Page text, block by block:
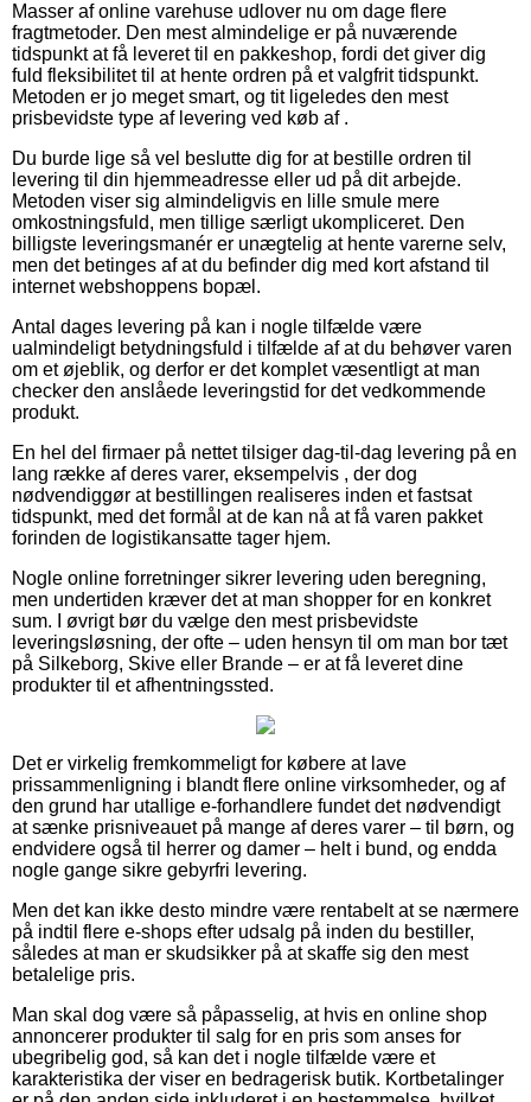
Masser af online varehuse udlover nu om dage flere
fragtmetoder. Den mest almindelige er på nuværende
tidspunkt at få leveret til en pakkeshop, fordi det giver dig
fuld fleksibilitet til at hente ordren på et valgfrit tidspunkt.
Metoden er jo meget smart, og tit ligeledes den mest
prisbevidste type af levering ved køb af .
Du burde lige så vel beslutte dig for at bestille ordren til
levering til din hjemmeadresse eller ud på dit arbejde.
Metoden viser sig almindeligvis en lille smule mere
omkostningsfuld, men tillige særligt ukompliceret. Den
billigste leveringsmanér er unægtelig at hente varerne selv,
men det betinges af at du befinder dig med kort afstand til
internet webshoppens bopæl.
Antal dages levering på kan i nogle tilfælde være
ualmindeligt betydningsfuld i tilfælde af at du behøver varen
om et øjeblik, og derfor er det komplet væsentligt at man
checker den anslåede leveringstid for det vedkommende
produkt.
En hel del firmaer på nettet tilsiger dag-til-dag levering på en
lang række af deres varer, eksempelvis , der dog
nødvendiggør at bestillingen realiseres inden et fastsat
tidspunkt, med det formål at de kan nå at få varen pakket
forinden de logistikansatte tager hjem.
Nogle online forretninger sikrer levering uden beregning,
men undertiden kræver det at man shopper for en konkret
sum. I øvrigt bør du vælge den mest prisbevidste
leveringsløsning, der ofte – uden hensyn til om man bor tæt
på Silkeborg, Skive eller Brande – er at få leveret dine
produkter til et afhentningssted.
Det er virkelig fremkommeligt for købere at lave
prissammenligning i blandt flere online virksomheder, og af
den grund har utallige e-forhandlere fundet det nødvendigt
at sænke prisniveauet på mange af deres varer – til børn, og
endvidere også til herrer og damer – helt i bund, og endda
nogle gange sikre gebyrfri levering.
Men det kan ikke desto mindre være rentabelt at se nærmere
på indtil flere e-shops efter udsalg på inden du bestiller,
således at man er skudsikker på at skaffe sig den mest
betalelige pris.
Man skal dog være så påpasselig, at hvis en online shop
annoncerer produkter til salg for en pris som anses for
ubegribelig god, så kan det i nogle tilfælde være et
karakteristika der viser en bedragerisk butik. Kortbetalinger